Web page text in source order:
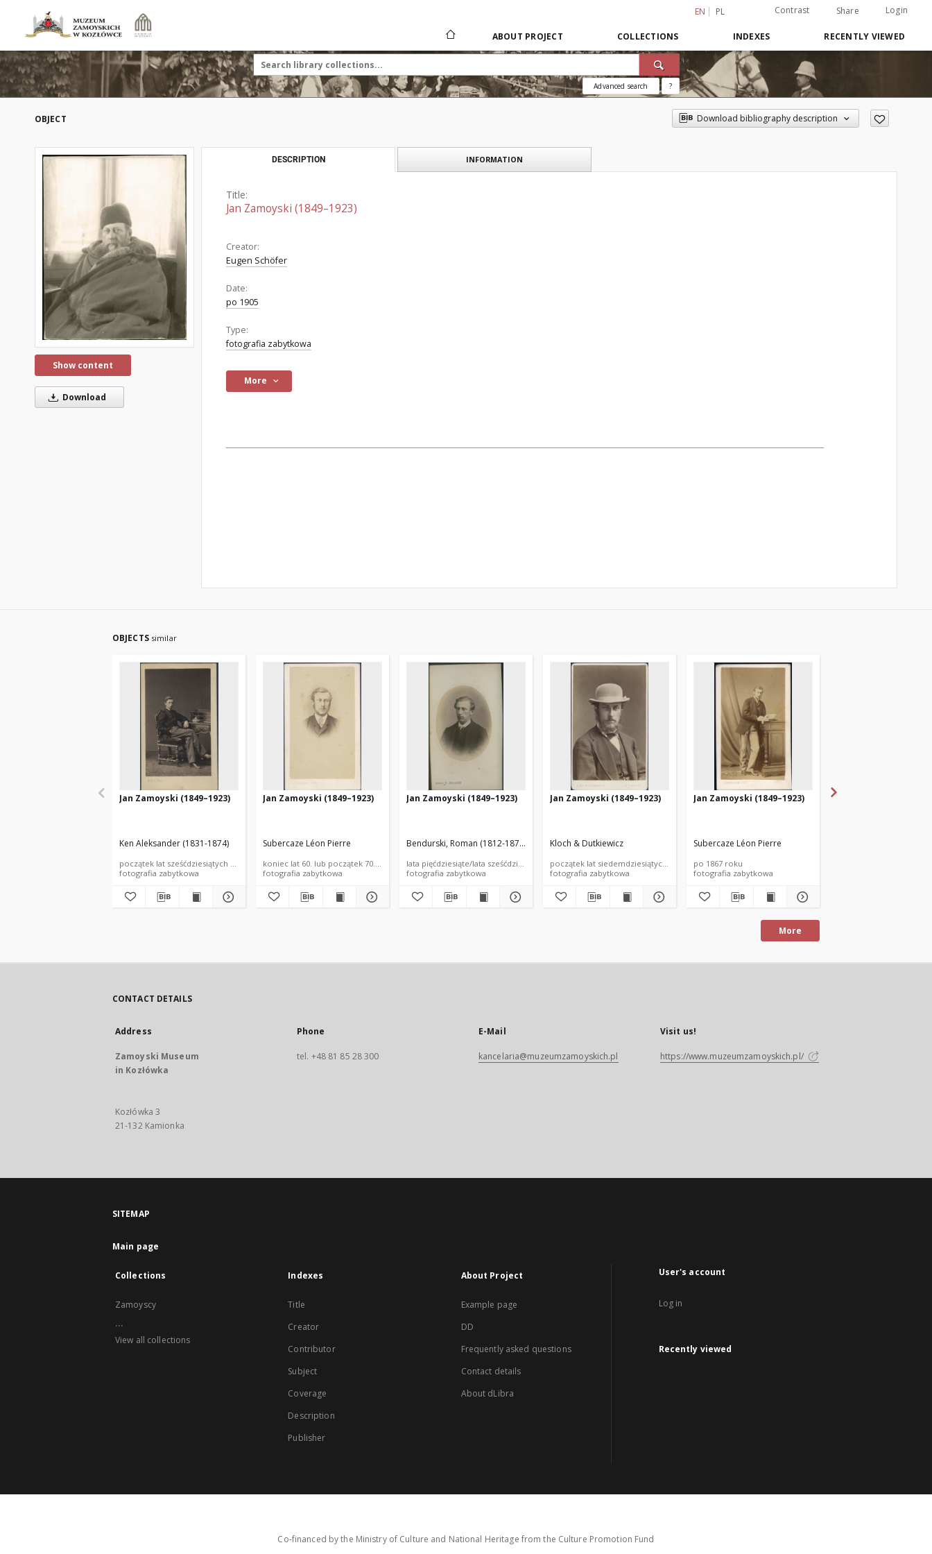
EN PL Contrast Share Login
ABOUT PROJECT COLLECTIONS INDEXES RECENTLY VIEWED
Advanced search ?
OBJECT Download bibliography description
Show content
Download
DESCRIPTION INFORMATION
Title:
Jan Zamoyski (1849–1923)
Creator:
Eugen Schöfer
Date:
po 1905
Type:
fotografia zabytkowa
More
OBJECTS similar
Jan Zamoyski (1849–1923)
Ken Aleksander (1831-1874)
początek lat sześćdziesiątych XIX wieku
fotografia zabytkowa
Jan Zamoyski (1849–1923)
Subercaze Léon Pierre
koniec lat 60. lub początek 70. XIX wieku
fotografia zabytkowa
Jan Zamoyski (1849–1923)
Bendurski, Roman (1812-1876) (Roman B...)
lata pięćdziesiąte/lata sześćdziesiąte XIX wieku
fotografia zabytkowa
Jan Zamoyski (1849–1923)
Kloch & Dutkiewicz
początek lat siedemdziesiątych XIX wieku
fotografia zabytkowa
Jan Zamoyski (1849–1923)
Subercaze Léon Pierre
po 1867 roku
fotografia zabytkowa
More
CONTACT DETAILS
Address
Zamoyski Museum
in Kozłówka
Kozłówka 3
21-132 Kamionka
Phone
tel. +48 81 85 28 300
E-Mail
kancelaria@muzeumzamoyskich.pl
Visit us!
https://www.muzeumzamoyskich.pl/
SITEMAP
Main page
Collections
Zamoyscy
...
View all collections
Indexes
Title
Creator
Contributor
Subject
Coverage
Description
Publisher
About Project
Example page
DD
Frequently asked questions
Contact details
About dLibra
User's account
Log in
Recently viewed
Co-financed by the Ministry of Culture and National Heritage from the Culture Promotion Fund